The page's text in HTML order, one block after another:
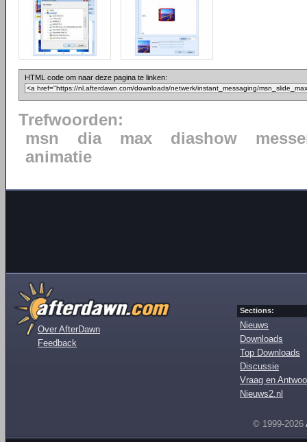
HTML code om naar deze pagina te linken:
Trefwoorden:
msn
dia max diashow
animatie
Over AfterDawn
Feedback
Sections:
Nieuws
Downloads
Top Downloads
Discussie
Vraag en
Nieuws2.nl
© 1999-2026